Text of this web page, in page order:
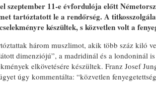
szeptember 11-e évfordulója előtt
tartóztatott le a rendőrség. A
készültek, s közvetlen volt a
három muszlimot, akik több száz kiló
dimenziójú”, a madridinál és a londoninál is
elkövetésére készültek. Franz Josef
úgy kommentálta: “közvetlen